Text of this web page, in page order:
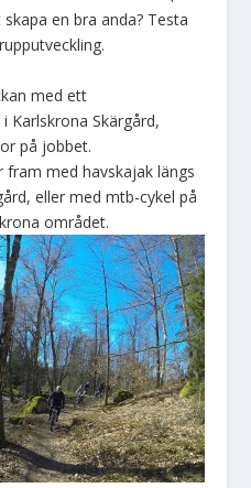
en bra anda? Testa
med ett
Karlskrona Skärgård,
på jobbet.
med havskajak längs
eller med mtb-cykel på
området.